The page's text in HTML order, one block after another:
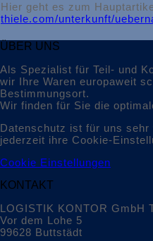
Hier geht es zum
thiele.com/unterkunft/
ÜBER UNS
Als Spezialist für Teil- und
wir Ihre Waren europaweit
Bestimmungsort.
Wir finden für Sie die
Datenschutz ist für uns
jederzeit ihre Cookie-
Cookie Einstellungen
KONTAKT
LOGISTIK KONTOR GmbH
Vor dem Lohe 5
99628 Buttstädt